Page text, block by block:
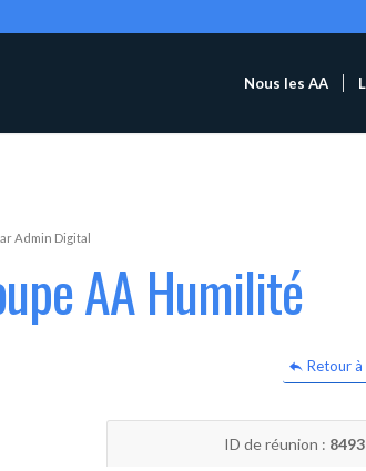
Nous les AA
Admin Digital
AA Humilité
Retour à
ID de réunion :